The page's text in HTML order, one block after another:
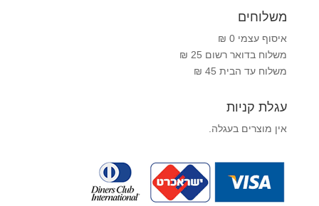
משלוחים
איסוף עצמי 0 ₪
משלוח בדואר רשום 25 ₪
משלוח עד הבית 45 ₪
עגלת קניות
אין מוצרים בעגלה.